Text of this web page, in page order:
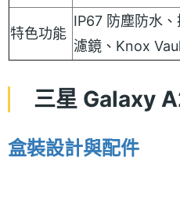
特色功能
IP67 防塵防水
濾鏡、Knox
三星 Galaxy
盒裝設計與配件